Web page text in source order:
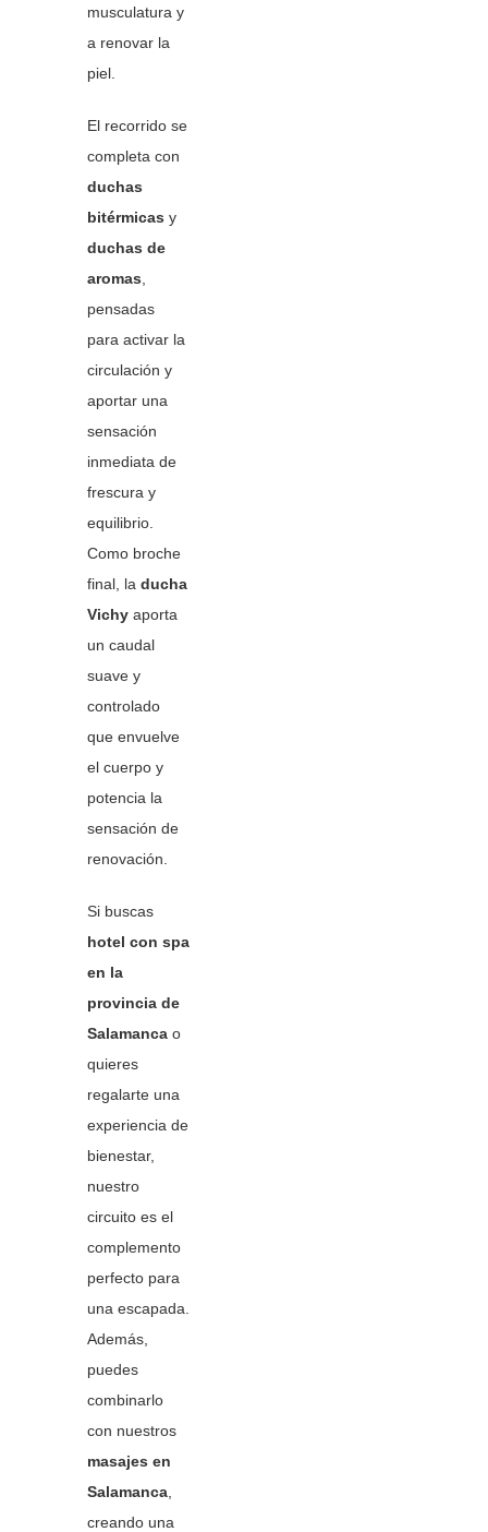
musculatura y
a renovar la
piel.
El recorrido se
completa con
duchas
bitérmicas y
duchas de
aromas
pensadas
para activar la
circulación y
aportar una
sensación
inmediata de
frescura y
equilibrio.
Como broche
final, la ducha
Vichy aporta
un caudal
suave y
controlado
que envuelve
el cuerpo y
potencia la
sensación de
renovación.
Si buscas
hotel con spa
en la
provincia de
Salamanca o
quieres
regalarte una
experiencia de
bienestar,
nuestro
circuito es el
complemento
perfecto para
una escapada.
Además,
puedes
combinarlo
con nuestros
masajes en
Salamanca
creando una